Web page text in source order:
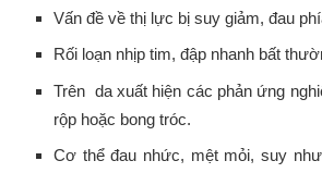
Vấn đề về thị lực bị suy giảm, đau
Rối loạn nhịp tim, đập nhanh bất
Trên da xuất hiện các phản ứng
rộp hoặc bong tróc.
Cơ thể đau nhức, mệt mỏi, suy